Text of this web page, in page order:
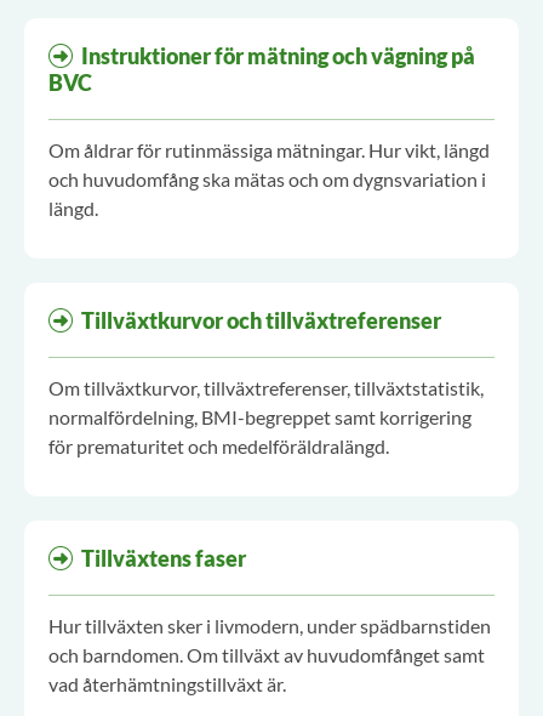
Instruktioner för mätning och vägning på
BVC
Om åldrar för rutinmässiga mätningar. Hur vikt, längd
och huvudomfång ska mätas och om dygnsvariation i
längd.
Tillväxtkurvor och tillväxtreferenser
Om tillväxtkurvor, tillväxtreferenser, tillväxtstatistik,
normalfördelning, BMI-begreppet samt korrigering
för prematuritet och medelföräldralängd.
Tillväxtens faser
Hur tillväxten sker i livmodern, under spädbarnstiden
och barndomen. Om tillväxt av huvudomfånget samt
vad återhämtningstillväxt är.